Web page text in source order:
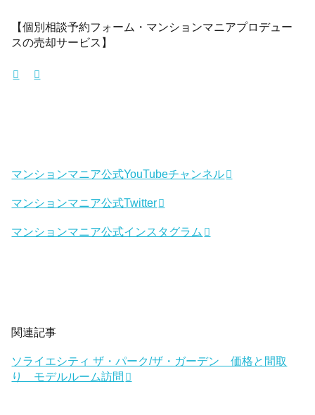
【個別相談予約フォーム・マンションマニアプロデュー
スの売却サービス】
マンションマニア公式YouTubeチャンネル
マンションマニア公式Twitter
マンションマニア公式インスタグラム
関連記事
ソライエシティ ザ・パーク/ザ・ガーデン 価格と間取
り モデルルーム訪問